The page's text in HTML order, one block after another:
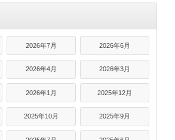
2026年7月 2026年6月
2026年4月 2026年3月
2026年1月 2025年12月
2025年10月 2025年9月